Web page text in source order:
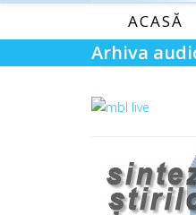
ACASĂ
Arhiva